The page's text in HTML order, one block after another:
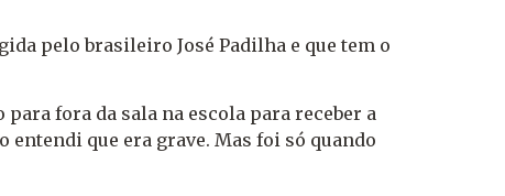
pelo brasileiro José Padilha e que tem o
fora da sala na escola para receber a
que era grave. Mas foi só quando